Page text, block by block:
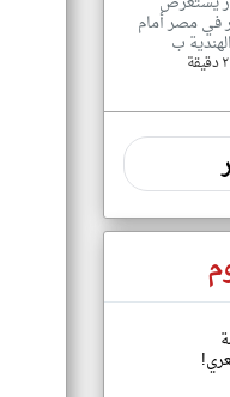
في مصر أمام
ب